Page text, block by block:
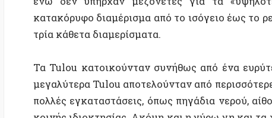
μεγαλύτερα Tulou αποτελούνταν από περισσότερες από
πολλές εγκαταστάσεις, όπως πηγάδια νερού,
κοινής ιδιοκτησίας. Ακόμη και η γύρω γη και τα
δεκαετία του 1960 ακόμη και κατά την περίοδο της
Tulou συχνά κατοικούσε μια ομάδα παραγωγής της
της ιδιωτική ιδιοκτησία και κάθε οικογενειακό
κλειστές πόρτες.